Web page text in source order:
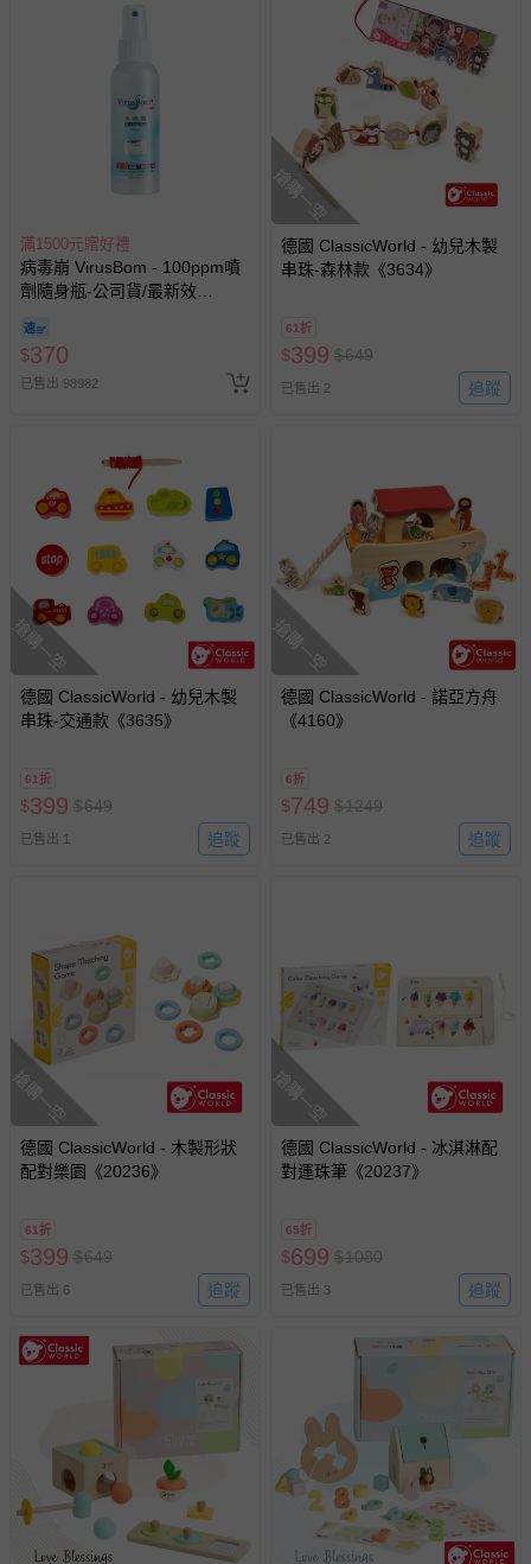
滿1500元贈好禮
病毒崩 VirusBom - 100ppm噴
劑隨身瓶-公司貨/最新效
$370
已售出 98982
搶購一空
德國 ClassicWorld - 幼兒木製
串珠-森林款《3634》
61折
$399 $649
已售出 2 追蹤
搶購一空
德國 ClassicWorld - 幼兒木製
串珠-交通款《3635》
61折
$399 $649
已售出 1 追蹤
搶購一空
德國 ClassicWorld - 諾亞方舟
《4160》
6折
$749 $1249
已售出 2 追蹤
搶購一空
德國 ClassicWorld - 木製形狀
配對樂園《20236》
61折
$399 $649
已售出 6 追蹤
搶購一空
德國 ClassicWorld - 冰淇淋配
對運珠筆《20237》
65折
$699 $1080
已售出 3 追蹤